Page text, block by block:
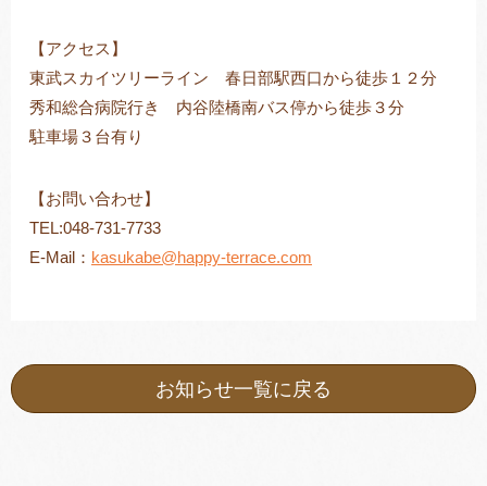
【アクセス】
東武スカイツリーライン 春日部駅西口から徒歩１２分
秀和総合病院行き 内谷陸橋南バス停から徒歩３分
駐車場３台有り
【お問い合わせ】
TEL:048-731-7733
E-Mail： kasukabe@happy-terrace.com
お知らせ一覧に戻る